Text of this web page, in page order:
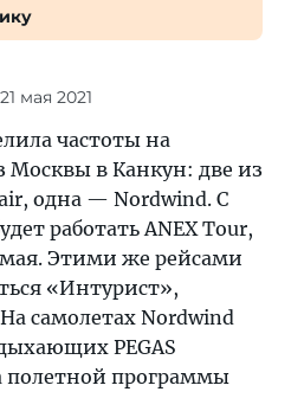
21 мая 2021
частоты на
Москвы в Канкун: две из
одна — Nordwind. С
работать ANEX Tour,
Этими же рейсами
«Интурист»,
самолетах Nordwind
PEGAS
полетной программы